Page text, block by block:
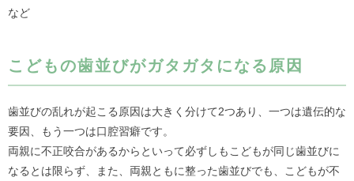
など
こどもの歯並びがガタガタになる原因
歯並びの乱れが起こる原因は大きく分けて2つあり、一つは遺伝的な
要因、もう一つは口腔習癖です。
両親に不正咬合があるからといって必ずしもこどもが同じ歯並びに
なるとは限らず、また、両親ともに整った歯並びでも、こどもが不